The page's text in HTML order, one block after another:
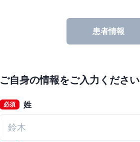
患者情報
ご自身の情報をご入力ください
必須 姓